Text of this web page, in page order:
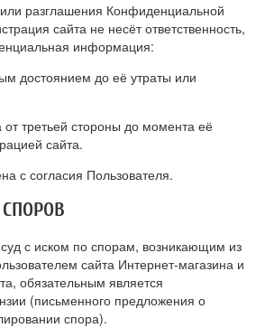
разглашения Конфиденциальной
сайта не несёт ответственность,
информация:
достоянием до её утраты или
третьей стороны до момента её
сайта.
с согласия Пользователя.
с иском по спорам, возникающим из
сайта Интернет-магазина и
обязательным является
(письменного предложения о
спора).